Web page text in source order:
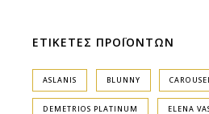
ΕΤΙΚΕΤΕΣ ΠΡΟΪΟΝΤΩΝ
ASLANIS BLUNNY
DEMETRIOS PLATINUM ELENA